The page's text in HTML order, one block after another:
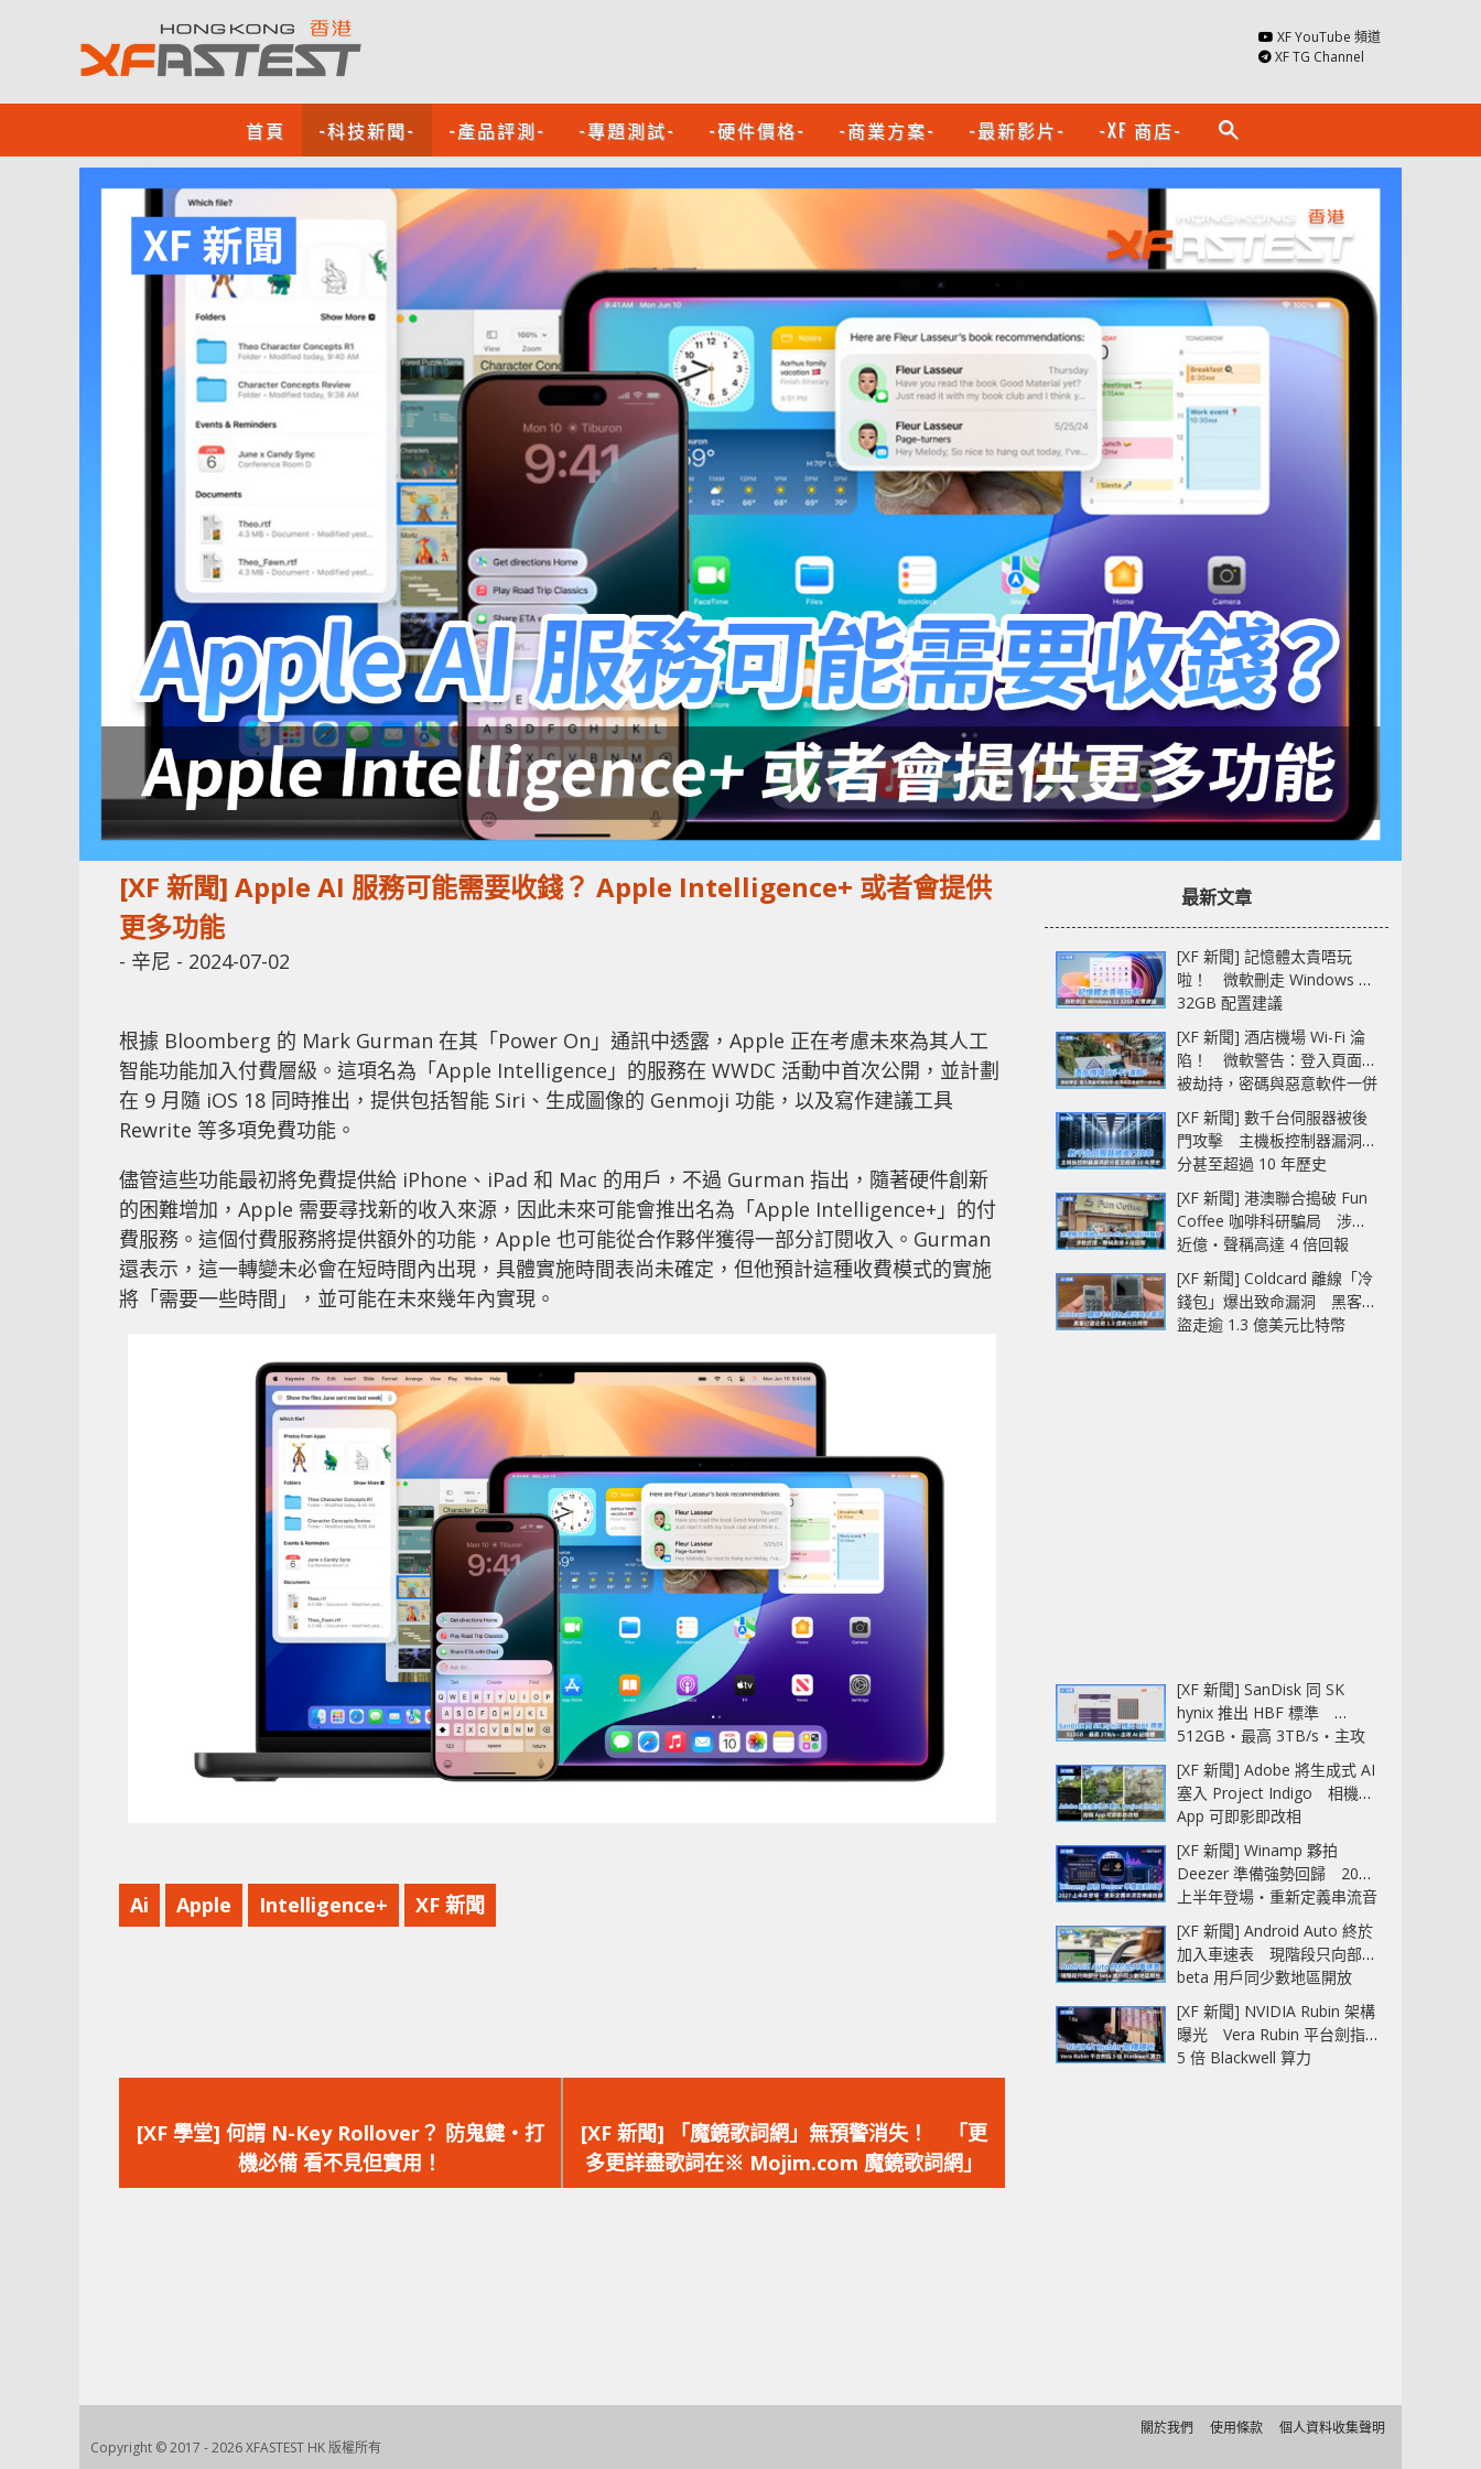
XF YouTube 頻道
XF TG Channel
首頁 -科技新聞- -產品評測- -專題測試- -硬件價格- -商業方案- -最新影片- -XF 商店- search
[XF 新聞] Apple AI 服務可能需要收錢？ Apple Intelligence+ 或者會提供
更多功能
- 辛尼 - 2024-07-02
根據 Bloomberg 的 Mark Gurman 在其「Power On」通訊中透露，Apple 正在考慮未來為其人工
智能功能加入付費層級。這項名為「Apple Intelligence」的服務在 WWDC 活動中首次公開，並計劃
在 9 月隨 iOS 18 同時推出，提供包括智能 Siri、生成圖像的 Genmoji 功能，以及寫作建議工具
Rewrite 等多項免費功能。
儘管這些功能最初將免費提供給 iPhone、iPad 和 Mac 的用戶，不過 Gurman 指出，隨著硬件創新
的困難增加，Apple 需要尋找新的收入來源，因此未來可能會推出名為「Apple Intelligence+」的付
費服務。這個付費服務將提供額外的功能，Apple 也可能從合作夥伴獲得一部分訂閱收入。Gurman
還表示，這一轉變未必會在短時間內出現，具體實施時間表尚未確定，但他預計這種收費模式的實施
將「需要一些時間」，並可能在未來幾年內實現。
Ai Apple Intelligence+ XF 新聞
一
篇
文
[XF 學堂] 何謂 N-Key Rollover？ 防鬼鍵‧打
機必備 看不見但實用！
一
篇
文
[XF 新聞] 「魔鏡歌詞網」無預警消失！ 「更
多更詳盡歌詞在※ Mojim.com 魔鏡歌詞網」
最新文章
[XF 新聞] 記憶體太貴唔玩
啦！ 微軟刪走 Windows 11
32GB 配置建議
[XF 新聞] 酒店機場 Wi-Fi 淪
陷！ 微軟警告：登入頁面可
被劫持，密碼與惡意軟件一併
中招
[XF 新聞] 數千台伺服器被後
門攻擊 主機板控制器漏洞部
分甚至超過 10 年歷史
[XF 新聞] 港澳聯合搗破 Fun
Coffee 咖啡科研騙局 涉款
近億‧聲稱高達 4 倍回報
[XF 新聞] Coldcard 離線「冷
錢包」爆出致命漏洞 黑客已
盜走逾 1.3 億美元比特幣
[XF 新聞] SanDisk 同 SK
hynix 推出 HBF 標準
512GB‧最高 3TB/s‧主攻
AI 記憶體
[XF 新聞] Adobe 將生成式 AI
塞入 Project Indigo 相機
App 可即影即改相
[XF 新聞] Winamp 夥拍
Deezer 準備強勢回歸 2027
上半年登場‧重新定義串流音
樂播放器
[XF 新聞] Android Auto 終於
加入車速表 現階段只向部分
beta 用戶同少數地區開放
[XF 新聞] NVIDIA Rubin 架構
曝光 Vera Rubin 平台劍指
5 倍 Blackwell 算力
Copyright © 2017 - 2026 XFASTEST HK 版權所有
關於我們 使用條款 個人資料收集聲明